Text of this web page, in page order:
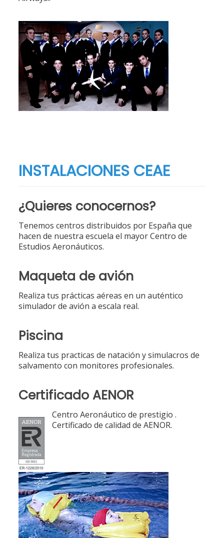
INSTALACIONES CEAE
¿Quieres conocernos?
Tenemos centros distribuidos por España que
hacen de nuestra escuela el mayor Centro de
Estudios Aeronáuticos.
Maqueta de avión
Realiza tus prácticas aéreas en un auténtico
simulador de avión a escala real.
Piscina
Realiza tus practicas de natación y simulacros de
salvamento con monitores profesionales.
Certificado AENOR
Centro Aeronáutico de prestigio .
Certificado de calidad de AENOR.